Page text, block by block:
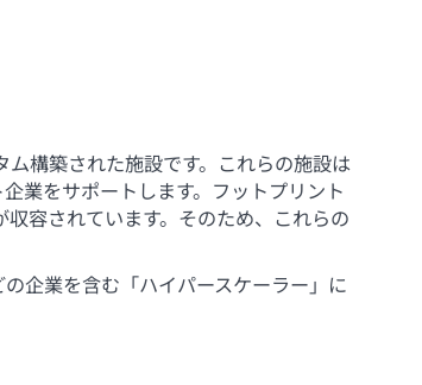
構築された施設です。これらの施設は
業をサポートします。フットプリント
容されています。そのため、これらの
企業を含む「ハイパースケーラー」に